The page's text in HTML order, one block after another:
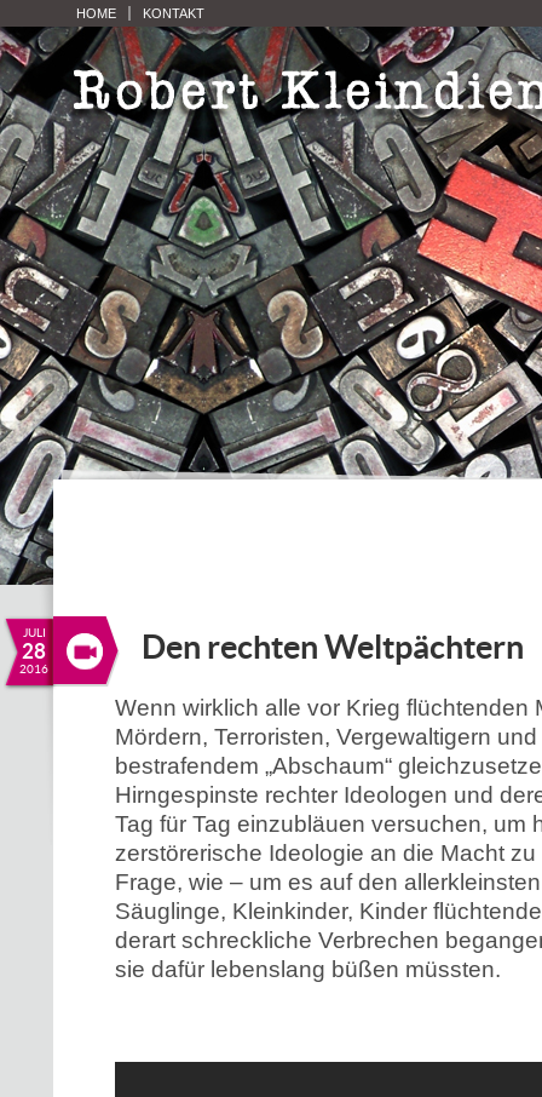
HOME KONTAKT
JULI
28
2016
Den rechten Weltpächtern
Wenn wirklich alle vor Krieg flüchtenden
Mördern, Terroristen, Vergewaltigern
bestrafendem „Abschaum“
Hirngespinste rechter Ideologen und
Tag für Tag einzubläuen versuchen, um
zerstörerische Ideologie an die Macht
Frage, wie – um es auf den
Säuglinge, Kleinkinder, Kinder
derart schreckliche Verbrechen
sie dafür lebenslang büßen müssten.